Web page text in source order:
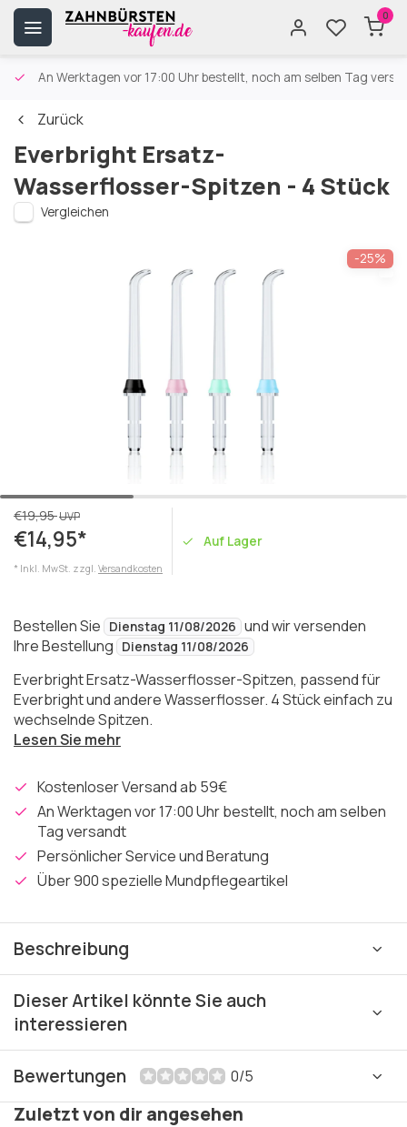
0
An Werktagen vor 17:00 Uhr bestellt, noch am selben Tag
Zurück
Everbright Ersatz-
Wasserflosser-Spitzen - 4 Stück
Vergleichen
-25%
€19,95UVP
€14,95*
* Inkl. MwSt. zzgl. Versandkosten
Auf Lager
Bestellen Sie Dienstag 11/08/2026 und wir versenden
Ihre Bestellung
Dienstag 11/08/2026
Everbright Ersatz-Wasserflosser-Spitzen, passend für
Everbright und andere Wasserflosser. 4 Stück einfach zu
wechselnde Spitzen.
Lesen Sie mehr
Kostenloser Versand ab 59€
An Werktagen vor 17:00 Uhr bestellt, noch am selben
Tag versandt
Persönlicher Service und Beratung
Über 900 spezielle Mundpflegeartikel
Beschreibung
Dieser Artikel könnte Sie auch
interessieren
Bewertungen 0/5
Zuletzt von dir angesehen